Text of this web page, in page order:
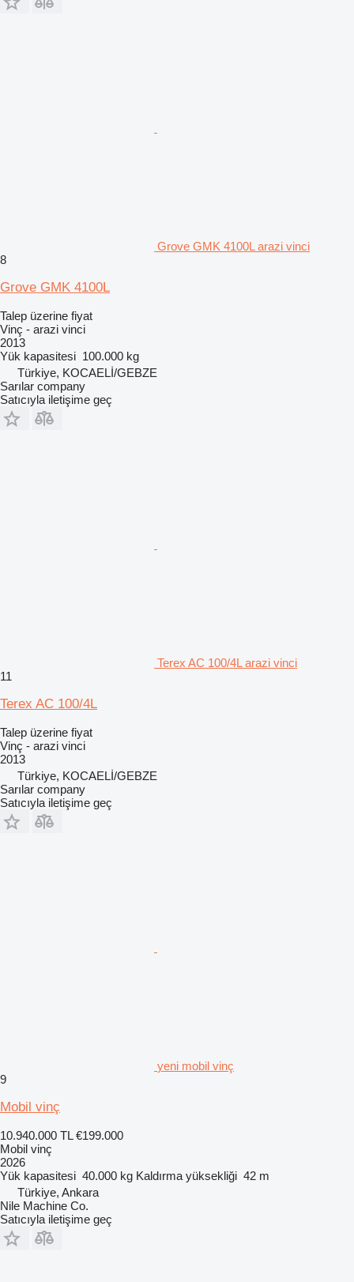
Grove GMK 4100L arazi vinci
8
Grove GMK 4100L
Talep üzerine fiyat
Vinç - arazi vinci
2013
Yük kapasitesi 100.000 kg
Türkiye, KOCAELİ/GEBZE
Sarılar company
Satıcıyla iletişime geç
Terex AC 100/4L arazi vinci
11
Terex AC 100/4L
Talep üzerine fiyat
Vinç - arazi vinci
2013
Türkiye, KOCAELİ/GEBZE
Sarılar company
Satıcıyla iletişime geç
yeni mobil vinç
9
Mobil vinç
10.940.000 TL €199.000
Mobil vinç
2026
Yük kapasitesi 40.000 kg Kaldırma yüksekliği 42 m
Türkiye, Ankara
Nile Machine Co.
Satıcıyla iletişime geç